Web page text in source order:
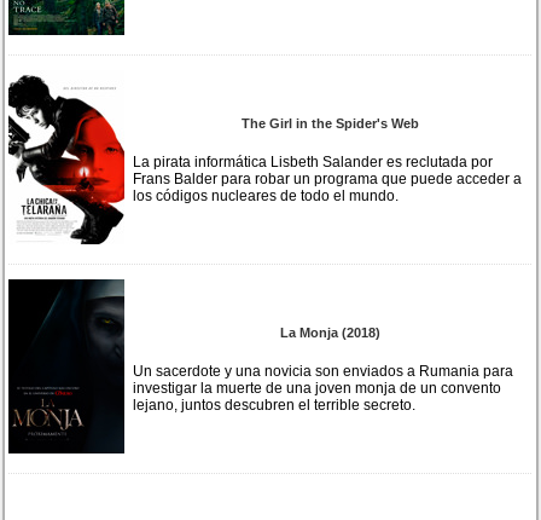
The Girl in the Spider's Web
La pirata informática Lisbeth Salander es reclutada por
Frans Balder para robar un programa que puede acceder a
los códigos nucleares de todo el mundo.
La Monja (2018)
Un sacerdote y una novicia son enviados a Rumania para
investigar la muerte de una joven monja de un convento
lejano, juntos descubren el terrible secreto.